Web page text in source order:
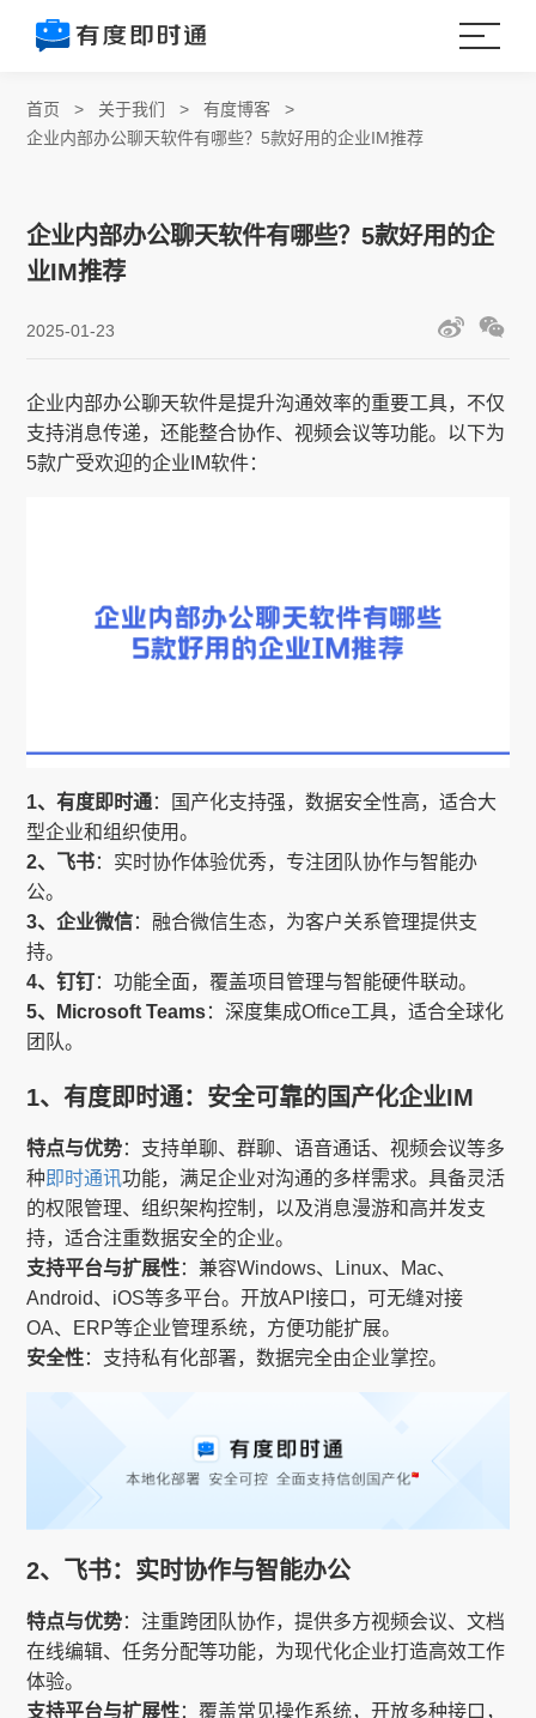
首页 > 关于我们 >有度博客 >
企业内部办公聊天软件有哪些？5款好用的企业IM推荐
企业内部办公聊天软件有哪些？5款好用的企
业IM推荐
2025-01-23
企业内部办公聊天软件是提升沟通效率的重要工具，不仅
支持消息传递，还能整合协作、视频会议等功能。以下为
5款广受欢迎的企业IM软件：
1、有度即时通：国产化支持强，数据安全性高，适合大
型企业和组织使用。
2、飞书：实时协作体验优秀，专注团队协作与智能办
公。
3、企业微信：融合微信生态，为客户关系管理提供支
持。
4、钉钉：功能全面，覆盖项目管理与智能硬件联动。
5、Microsoft Teams：深度集成Office工具，适合全球化
团队。
1、有度即时通：安全可靠的国产化企业IM
特点与优势：支持单聊、群聊、语音通话、视频会议等多
种 即时通讯功能，满足企业对沟通的多样需求。具备灵活
的权限管理、组织架构控制，以及消息漫游和高并发支
持，适合注重数据安全的企业。
支持平台与扩展性：兼容Windows、Linux、Mac、
Android、iOS等多平台。开放API接口，可无缝对接
OA、ERP等企业管理系统，方便功能扩展。
安全性：支持私有化部署，数据完全由企业掌控。
2、飞书：实时协作与智能办公
特点与优势：注重跨团队协作，提供多方视频会议、文档
在线编辑、任务分配等功能，为现代化企业打造高效工作
体验。
支持平台与扩展性：覆盖常见操作系统，开放多种接口，